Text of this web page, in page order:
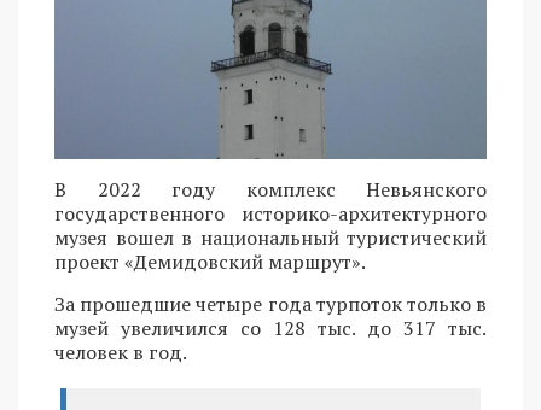
В 2022 году комплекс Невьянского
государственного историко-архитектурного
музея вошел в национальный туристический
проект «Демидовский маршрут».
За прошедшие четыре года турпоток только в
музей увеличился со 128 тыс. до 317 тыс.
человек в год.